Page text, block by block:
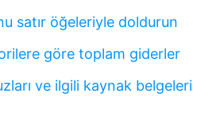
satır öğeleriyle doldurun
göre toplam giderler
ve ilgili kaynak belgeleri